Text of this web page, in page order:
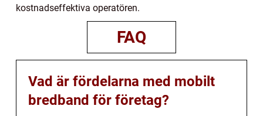
kostnadseffektiva operatören.
FAQ
Vad är fördelarna med mobilt
bredband för företag?